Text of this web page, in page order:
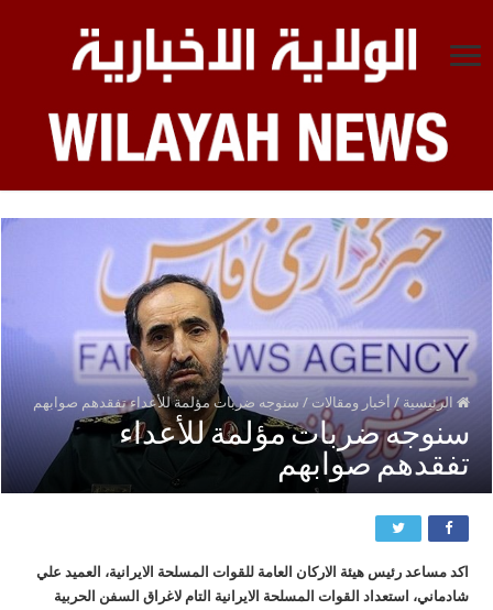
الرئيسية / أخبار ومقالات / سنوجه ضربات مؤلمة للأعداء تفقدهم صوابهم
سنوجه ضربات مؤلمة للأعداء
تفقدهم صوابهم
اكد مساعد رئيس هيئة الاركان العامة للقوات المسلحة الايرانية، العميد علي
شادماني، استعداد القوات المسلحة الايرانية التام لاغراق السفن الحربية